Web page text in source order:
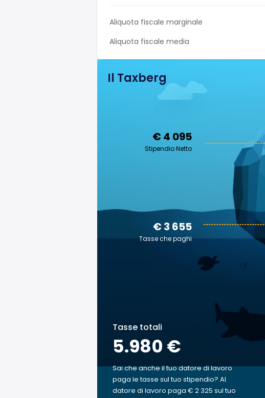
Aliquota fiscale marginale
Aliquota fiscale media
Il Taxberg
€ 4 095
Stipendio Netto
€ 3 655
Tasse che paghi
Tasse totali
5.980 €
Sai che anche il tuo datore di lavoro
paga le tasse sul tuo stipendio? Al
datore di lavoro paga € 2 325 sul tuo